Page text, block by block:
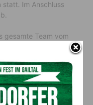
Im Anschluss
gesamte Team vom
Nächster Artikel